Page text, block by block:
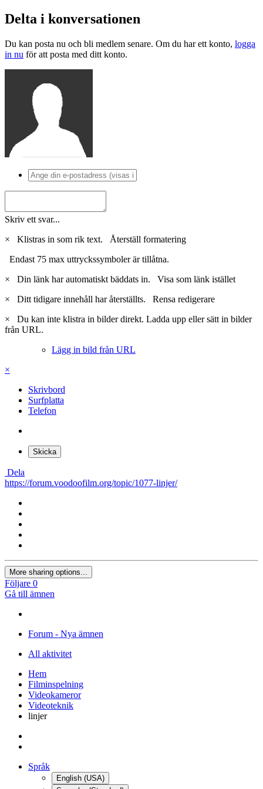
Delta i konversationen
Du kan posta nu och bli medlem senare. Om du har ett konto, logga
in nu för att posta med ditt konto.
Skriv ett svar...
×
Klistras in som rik text. Återställ formatering
Endast 75 max uttryckssymboler är tillåtna.
×
Din länk har automatiskt bäddats in. Visa som länk istället
×
Ditt tidigare innehåll har återställts. Rensa redigerare
×
Du kan inte klistra in bilder direkt. Ladda upp eller sätt in bilder
från URL.
Lägg in bild från URL
×
Skrivbord
Surfplatta
Telefon
Skicka
Dela
https://forum.voodoofilm.org/topic/1077-linjer/
More sharing options...
Följare 0
Gå till ämnen
Forum - Nya ämnen
All aktivitet
Hem
Filminspelning
Videokameror
Videoteknik
linjer
Språk
English (USA)